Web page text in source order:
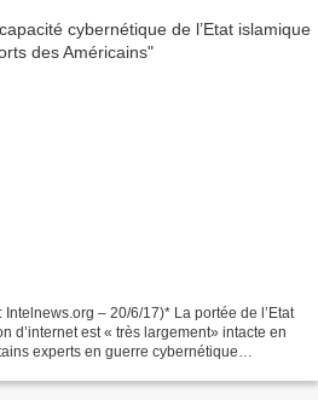
– 20/6/17)* La portée de l’Etat
d’internet est « très largement» intacte en
experts en guerre cybernétique